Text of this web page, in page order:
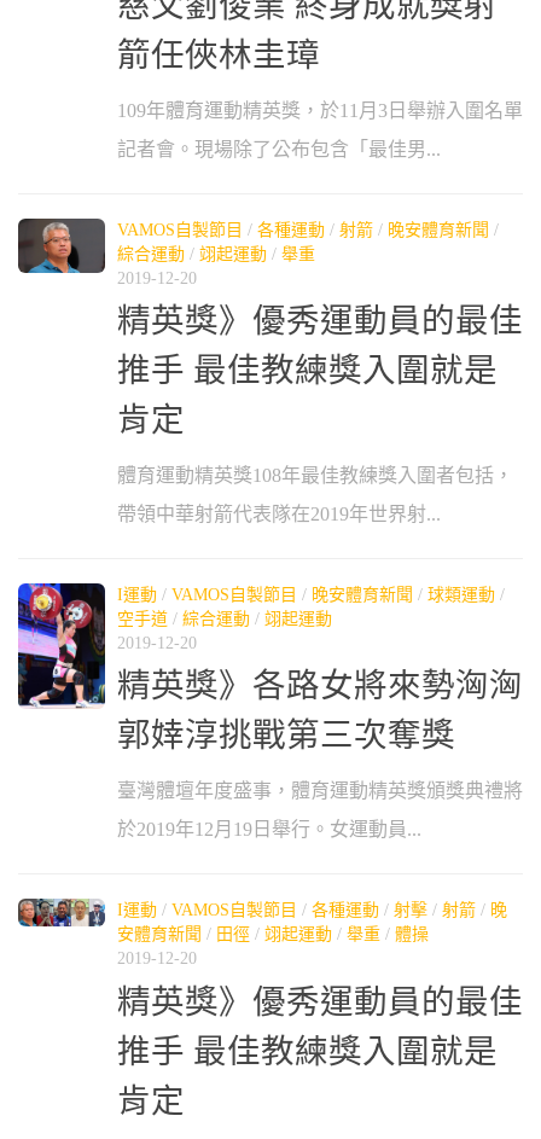
箭任俠林圭璋
109年體育運動精英獎，於11月3日舉辦入圍名單
記者會。現場除了公布包含「最佳男...
VAMOS自製節目 / 各種運動 / 射箭 / 晚安體育新聞 /
綜合運動 / 翊起運動 / 舉重
2019-12-20
精英獎》優秀運動員的最佳
推手 最佳教練獎入圍就是
肯定
體育運動精英獎108年最佳教練獎入圍者包括，
帶領中華射箭代表隊在2019年世界射...
I運動 / VAMOS自製節目 / 晚安體育新聞 / 球類運動 /
空手道 / 綜合運動 / 翊起運動
2019-12-20
精英獎》各路女將來勢洶洶
郭婞淳挑戰第三次奪獎
臺灣體壇年度盛事，體育運動精英獎頒獎典禮將
於2019年12月19日舉行。女運動員...
I運動 / VAMOS自製節目 / 各種運動 / 射擊 / 射箭 / 晚
安體育新聞 / 田徑 / 翊起運動 / 舉重 / 體操
2019-12-20
精英獎》優秀運動員的最佳
推手 最佳教練獎入圍就是
肯定